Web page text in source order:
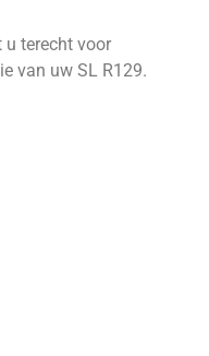
u terecht voor
van uw SL R129.